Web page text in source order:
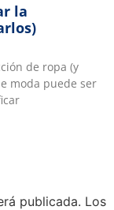
la
de ropa (y
moda puede ser
publicada. Los